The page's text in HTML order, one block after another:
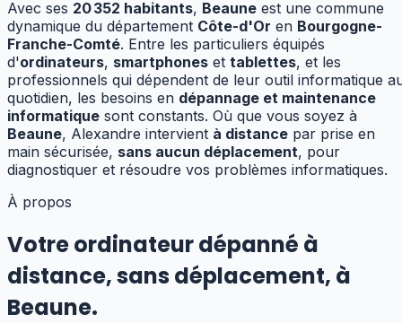
Avec ses 20 352 habitants, Beaune est une commune
dynamique du département Côte-d'Or en Bourgogne-
Franche-Comté. Entre les particuliers équipés
d'ordinateurs, smartphones et tablettes, et les
professionnels qui dépendent de leur outil informatique
quotidien, les besoins en dépannage et maintenance
informatique sont constants. Où que vous soyez à
Beaune, Alexandre intervient à distance par prise en
main sécurisée, sans aucun déplacement, pour
diagnostiquer et résoudre vos problèmes informatiques.
À propos
Votre ordinateur dépanné à
distance, sans déplacement, à
Beaune.